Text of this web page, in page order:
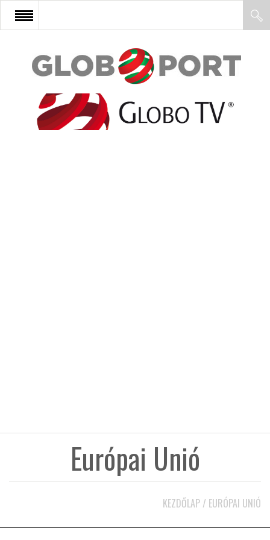
FŐOLDAL
AFRIKA
HÍR3D
Európai Unió
KEZDŐLAP / EURÓPAI UNIÓ